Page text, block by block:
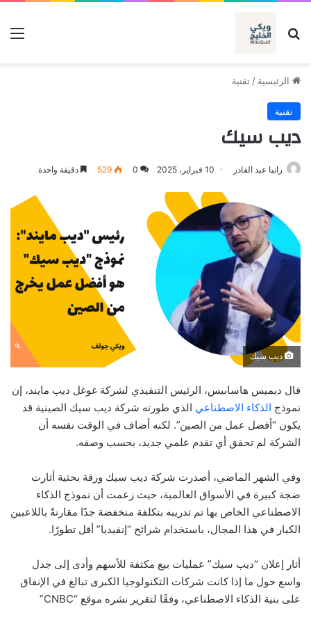
بحث عن
الرئيسية / تقنية
تقنية
ديب سيك
رانيا عبد القادر 10 فبراير، 2025 0
529 دقيقة واحدة
ديب سيك
قال ديميس هاسابيس، الرئيس التنفيذي لشركة غوغل ديب مايند، إن
نموذج الذكاء الاصطناعي الذي طورته شركة ديب سيك الصينية قد
يكون “أفضل عمل من الصين”. لكنه أضاف في الوقت نفسه أن
الشركة لم تحقق أي تقدم علمي جديد، بحسب وصفه.
وفي الشهر الماضي، أصدرت شركة ديب سيك ورقة بحثية أثارت
ضجة كبيرة في الأسواق العالمية، حيث زعمت أن نموذج الذكاء
الاصطناعي الخاص بها تم تدريبه بتكلفة منخفضة جدًا مقارنةً باللاعبين
الكبار في هذا المجال، باستخدام شرائح “إنفيديا” أقل تطورًا.
أثار إعلان “ديب سيك” عمليات بيع مكثفة للأسهم وأدى إلى جدل
واسع حول ما إذا كانت شركات التكنولوجيا الكبرى تبالغ في الإنفاق
على بنية الذكاء الاصطناعي، وفقًا لتقرير نشره موقع “CNBC”